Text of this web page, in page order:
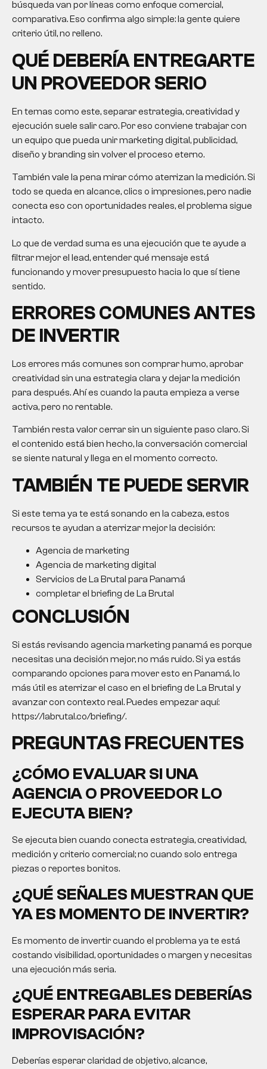
búsqueda van por líneas como enfoque comercial,
comparativa. Eso confirma algo simple: la gente quiere
criterio útil, no relleno.
QUÉ DEBERÍA ENTREGARTE
UN PROVEEDOR SERIO
En temas como este, separar estrategia, creatividad y
ejecución suele salir caro. Por eso conviene trabajar con
un equipo que pueda unir marketing digital, publicidad,
diseño y branding sin volver el proceso eterno.
También vale la pena mirar cómo aterrizan la medición. Si
todo se queda en alcance, clics o impresiones, pero nadie
conecta eso con oportunidades reales, el problema sigue
intacto.
Lo que de verdad suma es una ejecución que te ayude a
filtrar mejor el lead, entender qué mensaje está
funcionando y mover presupuesto hacia lo que sí tiene
sentido.
ERRORES COMUNES ANTES
DE INVERTIR
Los errores más comunes son comprar humo, aprobar
creatividad sin una estrategia clara y dejar la medición
para después. Ahí es cuando la pauta empieza a verse
activa, pero no rentable.
También resta valor cerrar sin un siguiente paso claro. Si
el contenido está bien hecho, la conversación comercial
se siente natural y llega en el momento correcto.
TAMBIÉN TE PUEDE SERVIR
Si este tema ya te está sonando en la cabeza, estos
recursos te ayudan a aterrizar mejor la decisión:
Agencia de marketing
Agencia de marketing digital
Servicios de La Brutal para Panamá
completar el briefing de La Brutal
CONCLUSIÓN
Si estás revisando agencia marketing panamá es porque
necesitas una decisión mejor, no más ruido. Si ya estás
comparando opciones para mover esto en Panamá, lo
más útil es aterrizar el caso en el briefing de La Brutal y
avanzar con contexto real. Puedes empezar aquí:
https://labrutal.co/briefing/.
PREGUNTAS FRECUENTES
¿CÓMO EVALUAR SI UNA
AGENCIA O PROVEEDOR LO
EJECUTA BIEN?
Se ejecuta bien cuando conecta estrategia, creatividad,
medición y criterio comercial; no cuando solo entrega
piezas o reportes bonitos.
¿QUÉ SEÑALES MUESTRAN QUE
YA ES MOMENTO DE INVERTIR?
Es momento de invertir cuando el problema ya te está
costando visibilidad, oportunidades o margen y necesitas
una ejecución más seria.
¿QUÉ ENTREGABLES DEBERÍAS
ESPERAR PARA EVITAR
IMPROVISACIÓN?
Deberías esperar claridad de objetivo, alcance,